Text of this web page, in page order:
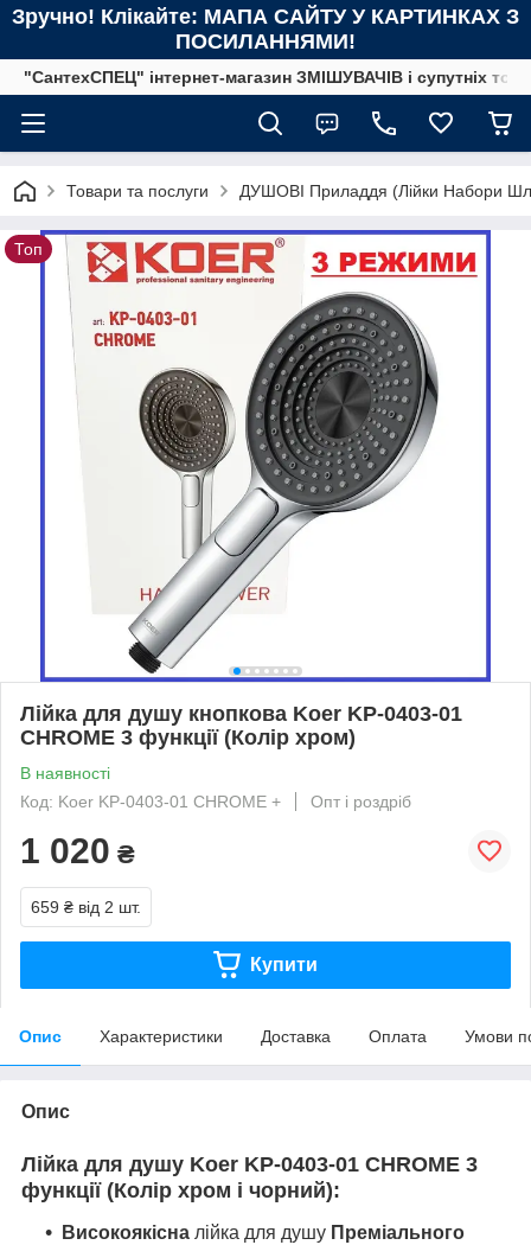
Зручно! Клікайте: МАПА САЙТУ У КАРТИНКАХ З
ПОСИЛАННЯМИ!
"СантехСПЕЦ" інтернет-магазин ЗМІШУВАЧІВ і супутніх
Товари та послуги ДУШОВІ Приладдя (Лійки Набори
Топ
Лійка для душу кнопкова Koer KP-0403-01
CHROME 3 функції (Колір хром)
В наявності
Код: Koer KP-0403-01 CHROME +
Опт і роздріб
1 020 ₴
659 ₴ від 2 шт.
Купити
Опис Характеристики Доставка Оплата Умови
Опис
Лійка для душу Koer KP-0403-01 CHROME 3
функції (Колір хром і чорний):
Високоякісна лійка для душу Преміального